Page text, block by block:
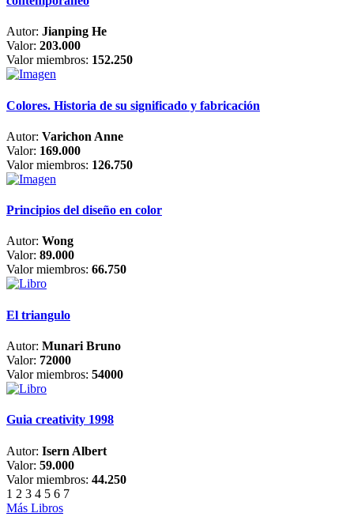
Autor: Jianping He
Valor: 203.000
Valor miembros: 152.250
Colores. Historia de su significado y fabricación
Autor: Varichon Anne
Valor: 169.000
Valor miembros: 126.750
Principios del diseño en color
Autor: Wong
Valor: 89.000
Valor miembros: 66.750
El triangulo
Autor: Munari Bruno
Valor: 72000
Valor miembros: 54000
Guia creativity 1998
Autor: Isern Albert
Valor: 59.000
Valor miembros: 44.250
1 2 3 4 5 6 7
Más Libros